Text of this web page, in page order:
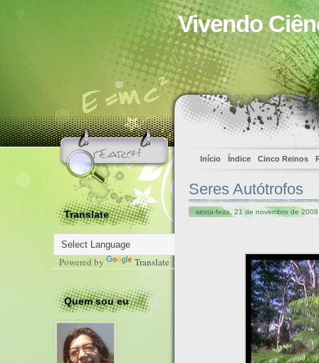
Vivendo
Início Índice Cinco Reinos
Translate
Powered by Translate
Quem sou eu
Seres Autótrofos
sexta-feira, 21 de novembro de